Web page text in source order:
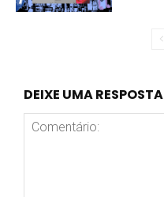
DEIXE UMA RESPOSTA